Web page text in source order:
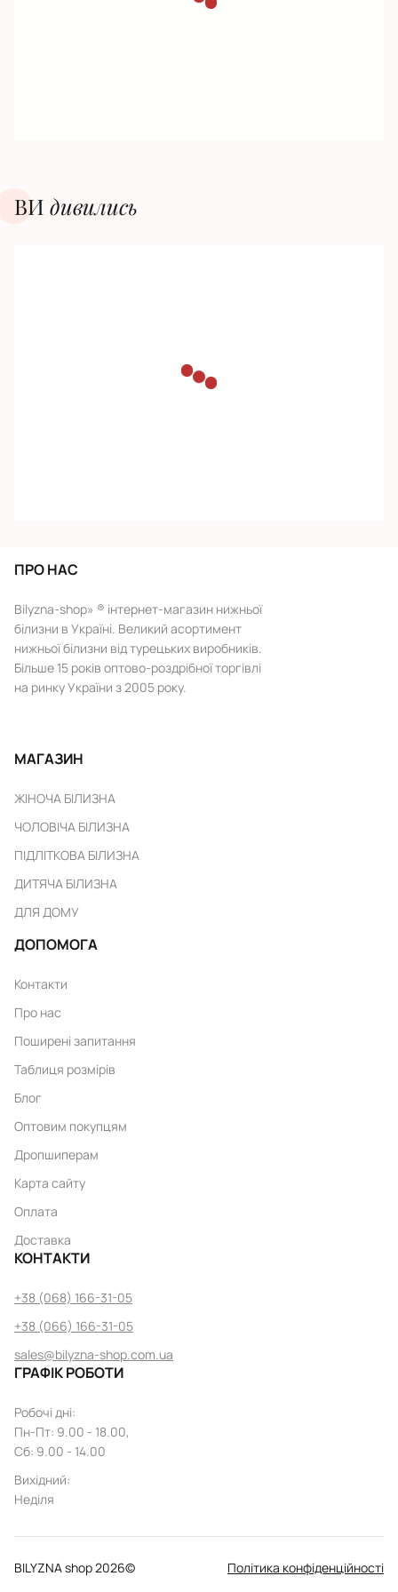
ВИ дивилиcь
ПРО НАС
Bilyzna-shop» ® інтернет-магазин нижньої
білизни в Україні. Великий асортимент
нижньої білизни від турецьких виробників.
Більше 15 років оптово-роздрібної торгівлі
на ринку України з 2005 року.
МАГАЗИН
ЖІНОЧА БІЛИЗНА
ЧОЛОВІЧА БІЛИЗНА
ПІДЛІТКОВА БІЛИЗНА
ДИТЯЧА БІЛИЗНА
ДЛЯ ДОМУ
ДОПОМОГА
Контакти
Про нас
Поширені запитання
Таблиця розмірів
Блог
Оптовим покупцям
Дропшиперам
Карта сайту
Оплата
Доставка
КОНТАКТИ
+38 (068) 166-31-05
+38 (066) 166-31-05
sales@bilyzna-shop.com.ua
ГРАФІК РОБОТИ
Робочі дні:
Пн-Пт: 9.00 - 18.00,
Сб: 9.00 - 14.00
Вихідний:
Неділя
BILYZNA shop2026© Політика конфіденційності